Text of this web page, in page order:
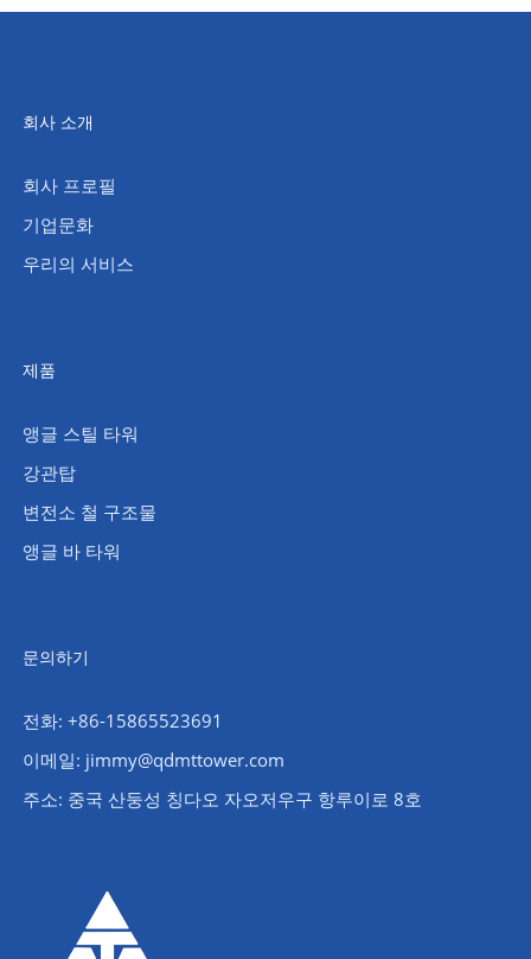
회사 소개
회사 프로필
기업문화
우리의 서비스
제품
앵글 스틸 타워
강관탑
변전소 철 구조물
앵글 바 타워
문의하기
전화: +86-15865523691
이메일: jimmy@qdmttower.com
주소: 중국 산둥성 칭다오 자오저우구 항루이로 8호